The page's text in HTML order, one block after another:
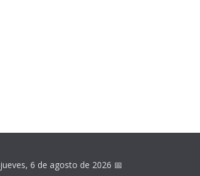
jueves, 6 de agosto de 2026 📅